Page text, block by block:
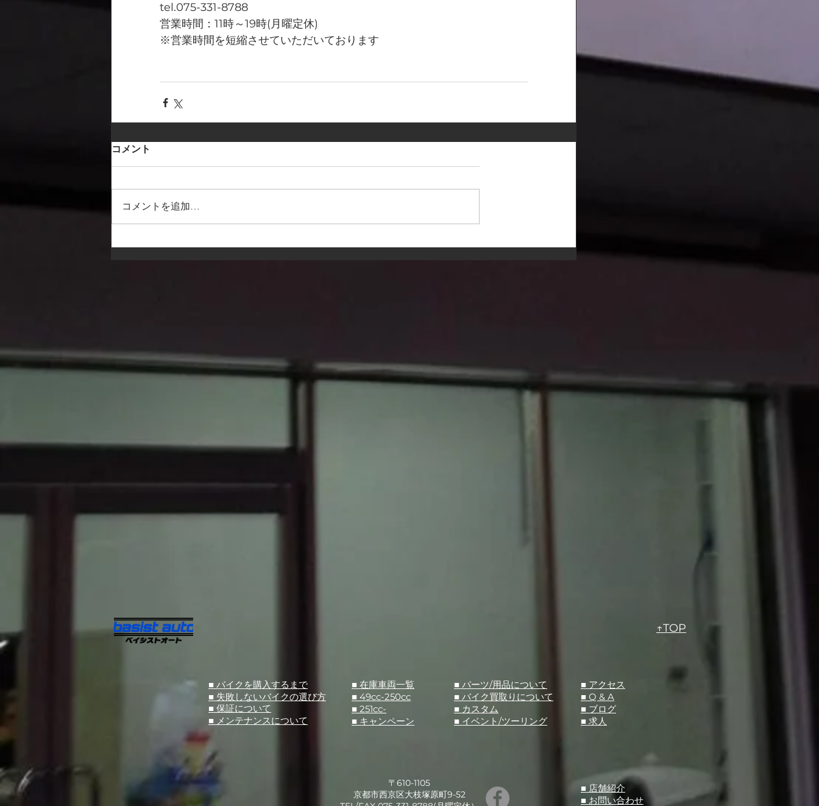
tel.075-331-8788
営業時間：11時～19時(月曜定休)
※営業時間を短縮させていただいております
コメント
コメントを追加…
■ バイクを購入するまで
■ 失敗しないバイクの選び方
■ 保証について
■ メンテナンスについて
■ 在庫車両一覧
■ 49cc-250cc
■ 251cc-
■ キャンペーン
■ パーツ/用品について
​■ バイク買取りについて
​■ カスタム
​■ イベント/ツーリング
〒610-1105
京都市西京区大枝塚原町9-52
↑TOP
​■ アクセス
■ Q & A
​■ ブログ
​■ 求人
​■ 店舗紹介
■ お問い合わせ